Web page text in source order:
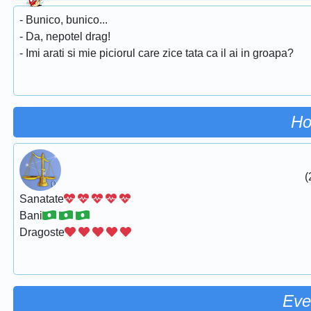
- Bunico, bunico...
- Da, nepotel drag!
- Imi arati si mie piciorul care zice tata ca il ai in groapa?
Sanatate
Bani
Dragoste